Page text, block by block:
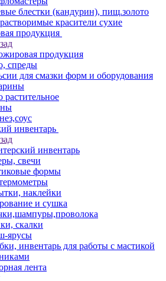
блестки (кандурин), пищ.золото
красители сухие
продукция
продукция
спреды
для смазки форм и оборудования
растительное
инвентарь
инвентарь
свечи
формы
наклейки
и сушка
скалки
ярусы
инвентарь для работы с мастикой
лента